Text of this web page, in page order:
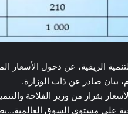
بقرار من وزير الفلاحة
على مستوى السوق